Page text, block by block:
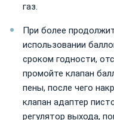
газ.
При более
использовании
сроком годности,
промойте клапан
пены, после чего
клапан адаптер
регулятор выхода,